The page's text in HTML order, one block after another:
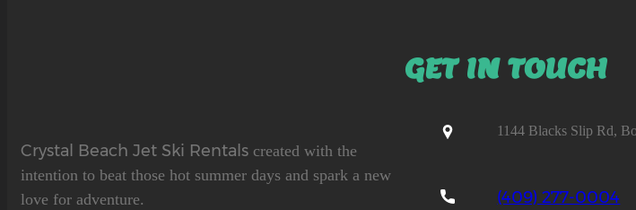
Crystal Beach Jet Ski Rentals created with the
intention to beat those hot summer days and spark a new
love for adventure.
GET IN TOUCH
1144 Blacks Slip Rd,
(409) 277-0004